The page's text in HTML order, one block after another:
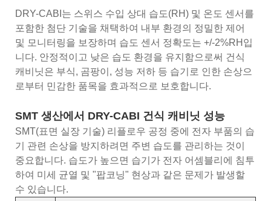
DRY-CABI는 스위스 수입 상대 습도(RH) 및 온도 센서를
포함한 첨단 기술을 채택하여 내부 환경의 정밀한 제어
및 모니터링을 보장하며 습도 센서 정확도는 +/-2%RH입
니다. 안정적이고 낮은 습도 환경을 유지함으로써 건식
캐비닛은 부식, 곰팡이, 성능 저하 등 습기로 인한 손상으
로부터 민감한 품목을 효과적으로 보호합니다.
SMT 생산에서 DRY-CABI 건식 캐비닛 성능
SMT(표면 실장 기술) 리플로우 공정 중에 전자 부품의 습
기 관련 손상을 방지하려면 주변 습도를 관리하는 것이
중요합니다. 습도가 높으면 습기가 전자 어셈블리에 침투
하여 미세 균열 및 "팝코닝" 현상과 같은 문제가 발생할
수 있습니다.